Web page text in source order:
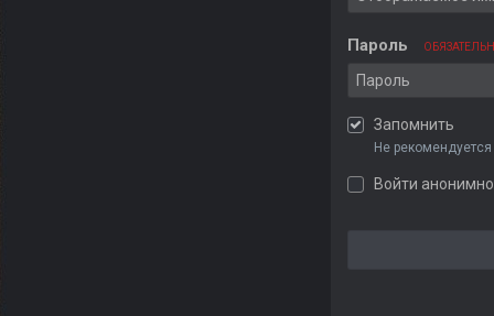
Пароль
Запомнить
Не
Войти анонимно